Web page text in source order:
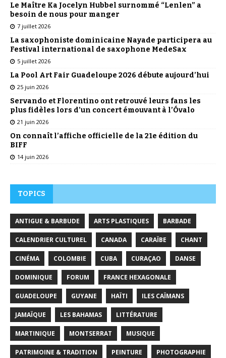
Le Maître Ka Jocelyn Hubbel surnommé “Lenlen” a
besoin de nous pour manger
7 juillet 2026
La saxophoniste dominicaine Nayade participera au
Festival international de saxophone MedeSax
5 juillet 2026
La Pool Art Fair Guadeloupe 2026 débute aujourd’hui
25 juin 2026
Servando et Florentino ont retrouvé leurs fans les
plus fidèles lors d’un concert émouvant à l’Óvalo
21 juin 2026
On connaît l’affiche officielle de la 21e édition du
BIFF
14 juin 2026
TOPICS
ANTIGUE & BARBUDE ARTS PLASTIQUES BARBADE
CALENDRIER CULTUREL CANADA CARAÏBE CHANT
CINÉMA COLOMBIE CUBA CURAÇAO DANSE
DOMINIQUE FORUM FRANCE HEXAGONALE
GUADELOUPE GUYANE HAÏTI ILES CAÏMANS
JAMAÏQUE LES BAHAMAS LITTÉRATURE
MARTINIQUE MONTSERRAT MUSIQUE
PATRIMOINE & TRADITION PEINTURE PHOTOGRAPHIE